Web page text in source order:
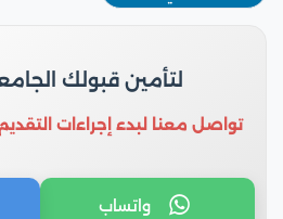
لتأمين قبولك
تواصل معنا لبدء إجراءات
واتساب